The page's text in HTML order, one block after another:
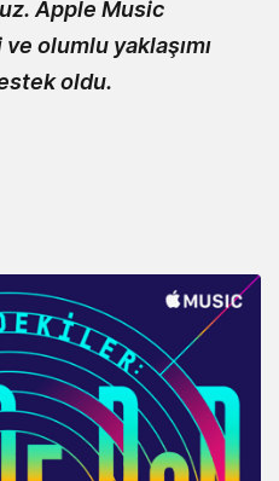
Apple Music
olumlu yaklaşımı
oldu.